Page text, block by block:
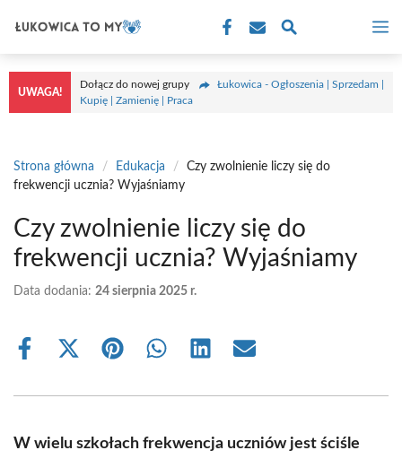
treści
UWAGA!
Dołącz do nowej grupy
Łukowica - Ogłoszenia | Sprzedam |
Kupię | Zamienię | Praca
Strona główna / Edukacja /
Czy zwolnienie liczy się do
frekwencji ucznia? Wyjaśniamy
Czy zwolnienie liczy się do
frekwencji ucznia? Wyjaśniamy
Data dodania: 24 sierpnia 2025 r.
Share
Share
(Twitter)
Share Share Share Share
W wielu szkołach frekwencja uczniów jest ściśle